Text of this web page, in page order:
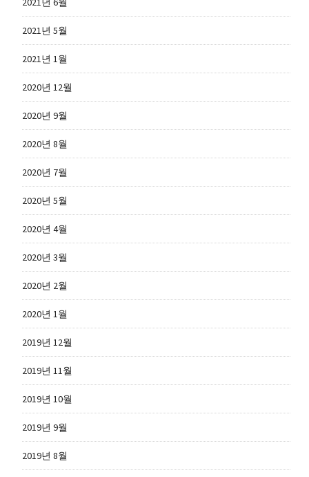
2021년 5월
2021년 1월
2020년 12월
2020년 9월
2020년 8월
2020년 7월
2020년 5월
2020년 4월
2020년 3월
2020년 2월
2020년 1월
2019년 12월
2019년 11월
2019년 10월
2019년 9월
2019년 8월